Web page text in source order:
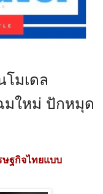
มเดล
มใหม่ ปักหมุด
ษฐกิจไทยแบบ